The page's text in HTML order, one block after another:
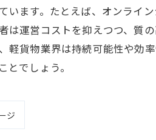
います。たとえば、オンライ
は運営コストを抑えつつ、質
軽貨物業界は持続可能性や効
とでしょう。
ジ